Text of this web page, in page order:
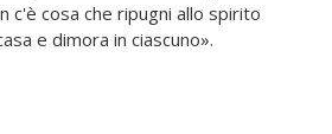
c'è cosa che ripugni allo spirito
e dimora in ciascuno».